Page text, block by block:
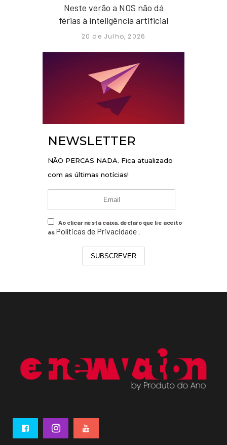
Neste verão a NOS não dá
férias à inteligência artificial
20 de Julho, 2026
NEWSLETTER
NÃO PERCAS NADA. Fica atualizado
com as últimas notícias!
Ao clicar nesta caixa, declaro que li e aceito
as Políticas de Privacidade
SUBSCREVER